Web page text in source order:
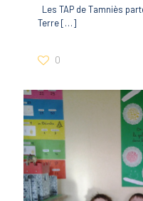
Les TAP de Tamniès
Terre[…]
0